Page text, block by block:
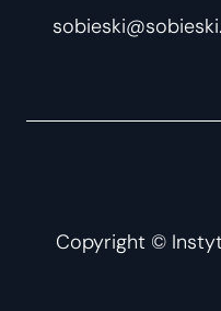
Copyright ©